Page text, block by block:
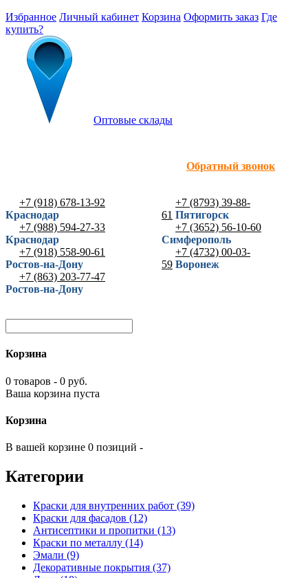
Избранное Личный кабинет Корзина Оформить заказ Где
купить?
Оптовые склады
Обратный звонок
+7 (918) 678-13-92
Краснодар
+7 (988) 594-27-33
Краснодар
+7 (918) 558-90-61
Ростов-на-Дону
+7 (863) 203-77-47
Ростов-на-Дону
+7 (8793) 39-88-
61 Пятигорск
+7 (3652) 56-10-60
Симферополь
+7 (4732) 00-03-
59 Воронеж
Корзина
0 товаров - 0 руб.
Ваша корзина пуста
Корзина
В вашей корзине 0 позиций -
Категории
Краски для внутренних работ (39)
Краски для фасадов (12)
Антисептики и пропитки (13)
Краски по металлу (14)
Эмали (9)
Декоративные покрытия (37)